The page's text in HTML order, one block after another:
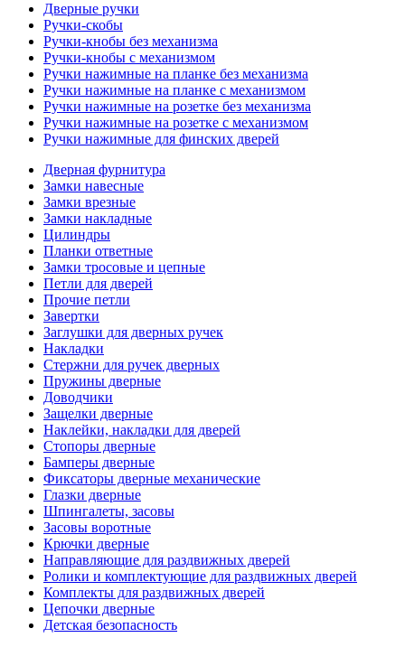
Дверные ручки
Ручки-скобы
Ручки-кнобы без механизма
Ручки-кнобы с механизмом
Ручки нажимные на планке без механизма
Ручки нажимные на планке с механизмом
Ручки нажимные на розетке без механизма
Ручки нажимные на розетке с механизмом
Ручки нажимные для финских дверей
Дверная фурнитура
Замки навесные
Замки врезные
Замки накладные
Цилиндры
Планки ответные
Замки тросовые и цепные
Петли для дверей
Прочие петли
Завертки
Заглушки для дверных ручек
Накладки
Стержни для ручек дверных
Пружины дверные
Доводчики
Защелки дверные
Наклейки, накладки для дверей
Стопоры дверные
Бамперы дверные
Фиксаторы дверные механические
Глазки дверные
Шпингалеты, засовы
Засовы воротные
Крючки дверные
Направляющие для раздвижных дверей
Ролики и комплектующие для раздвижных дверей
Комплекты для раздвижных дверей
Цепочки дверные
Детская безопасность